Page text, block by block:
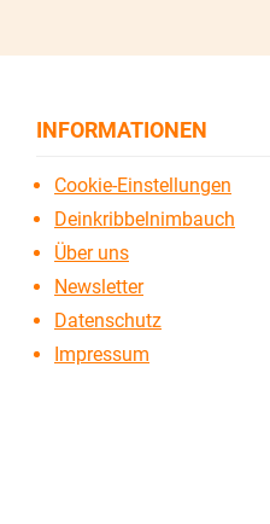
INFORMATIONEN
Cookie-Einstellungen
Deinkribbelnimbauch
Über uns
Newsletter
Datenschutz
Impressum